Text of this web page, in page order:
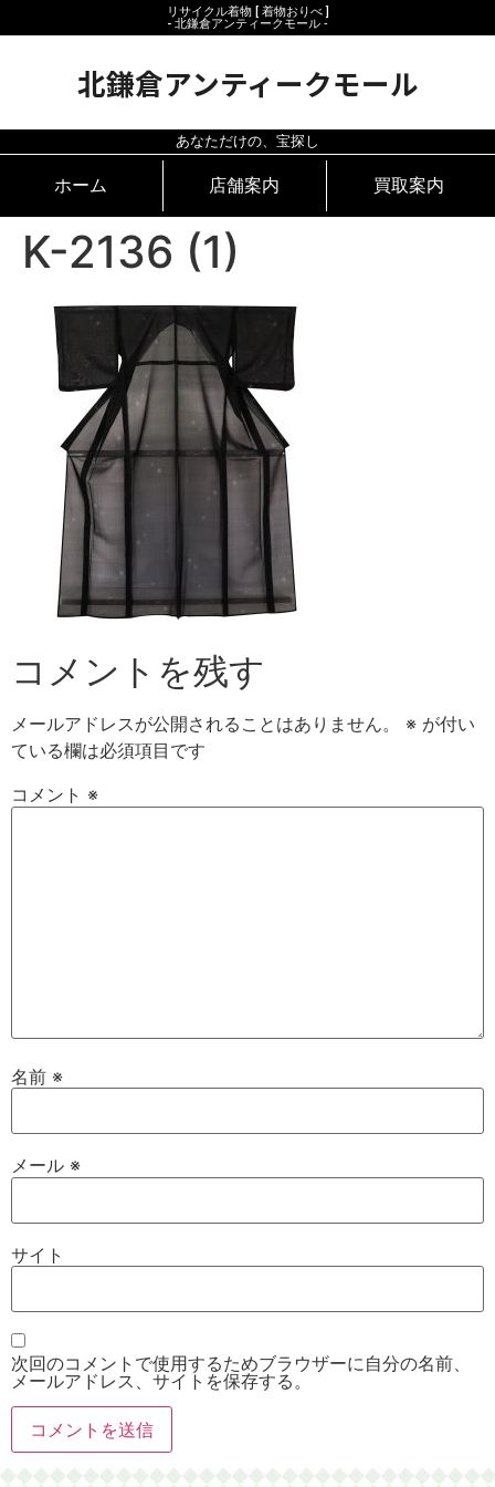
リサイクル着物 [ 着物おりべ ]
- 北鎌倉アンティークモール ‐
北鎌倉アンティークモール
あなただけの、宝探し
ホーム 店舗案内 買取案内
K-2136 (1)
コメントを残す
メールアドレスが公開されることはありません。 ※ が付い
ている欄は必須項目です
コメント ※
名前 ※
メール ※
サイト
次回のコメントで使用するためブラウザーに自分の名前、
メールアドレス、サイトを保存する。